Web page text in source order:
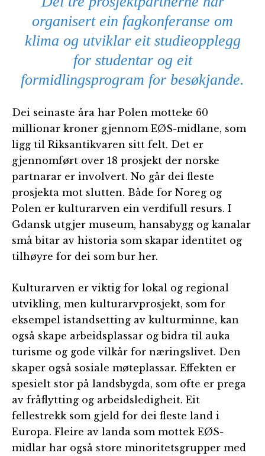
organisert ein fagkonferanse om
klima og utviklar eit studieopplegg
for studentar og eit
formidlingsprogram for besøkjande.
Dei seinaste åra har Polen motteke 60
millionar kroner gjennom EØS-midlane, som
ligg til Riksantikvaren sitt felt. Det er
gjennomført over 18 prosjekt der norske
partnarar er involvert. No går dei fleste
prosjekta mot slutten. Både for Noreg og
Polen er kulturarven ein verdifull resurs. I
Gdansk utgjer museum, hansabygg og kanalar
små bitar av historia som skapar identitet og
tilhøyre for dei som bur her.
Kulturarven er viktig for lokal og regional
utvikling, men kulturarvprosjekt, som for
eksempel istandsetting av kulturminne, kan
også skape arbeidsplassar og bidra til auka
turisme og gode vilkår for næringslivet. Den
skaper også sosiale møteplassar. Effekten er
spesielt stor på landsbygda, som ofte er prega
av fråflytting og arbeidsledigheit. Eit
fellestrekk som gjeld for dei fleste land i
Europa. Fleire av landa som mottek EØS-
midlar har også store minoritetsgrupper med